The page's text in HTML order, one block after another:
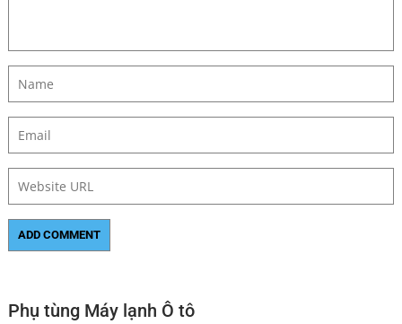
Phụ tùng Máy lạnh Ô tô